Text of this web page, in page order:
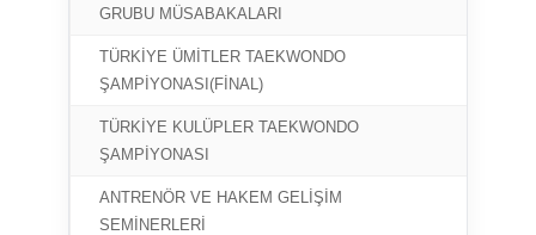
GRUBU MÜSABAKALARI
TÜRKİYE ÜMİTLER TAEKWONDO
ŞAMPİYONASI(FİNAL)
TÜRKİYE KULÜPLER TAEKWONDO
ŞAMPİYONASI
ANTRENÖR VE HAKEM GELİŞİM
SEMİNERLERİ